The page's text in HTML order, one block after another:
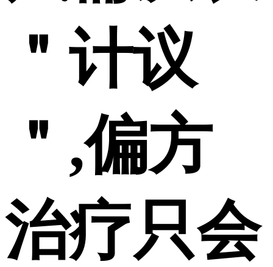
＂计议
＂,偏方
治疗只会